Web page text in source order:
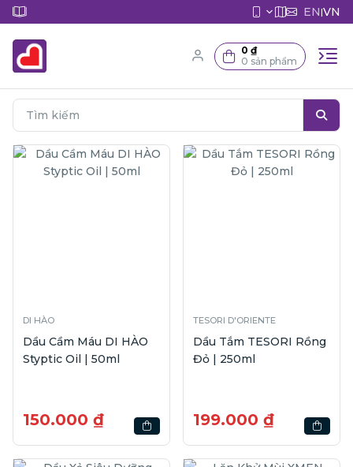
EN|VN
0 ₫
0 sản phẩm
DI HÀO
Dầu Cầm Máu DI HÀO
Styptic Oil | 50ml
150.000 ₫
TESORI D'ORIENTE
Dầu Tắm TESORI Rồng
Đỏ | 250ml
199.000 ₫